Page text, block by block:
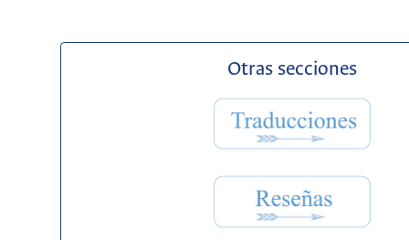
Otras secciones